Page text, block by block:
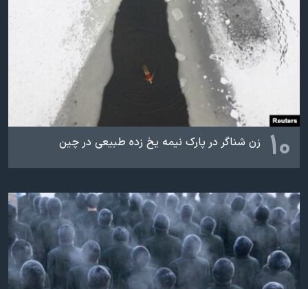
۱۰ زن شناگر در پارک نیمه یخ زده طبیعی در چین